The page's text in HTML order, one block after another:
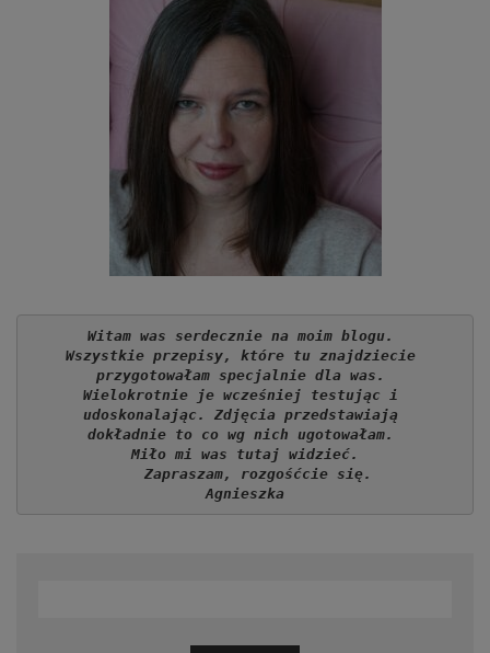
Witam was serdecznie na moim blogu.
Wszystkie przepisy, które tu znajdziecie
przygotowałam specjalnie dla was.
Wielokrotnie je wcześniej testując i
udoskonalając. Zdjęcia przedstawiają
dokładnie to co wg nich ugotowałam.
Miło mi was tutaj widzieć.
   Zapraszam, rozgośćcie się.
Agnieszka